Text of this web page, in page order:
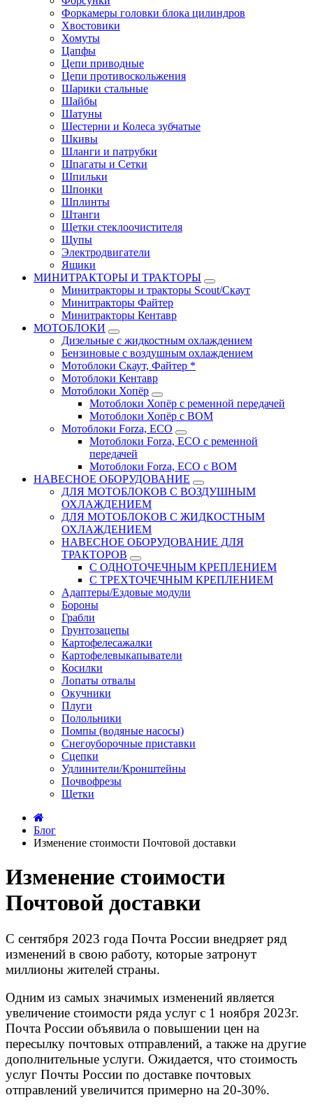
Форкамеры головки блока цилиндров
Хвостовики
Хомуты
Цапфы
Цепи приводные
Цепи противоскольжения
Шарики стальные
Шайбы
Шатуны
Шестерни и Колеса зубчатые
Шкивы
Шланги и патрубки
Шпагаты и Сетки
Шпильки
Шпонки
Шплинты
Штанги
Щетки стеклоочистителя
Щупы
Электродвигатели
Ящики
МИНИТРАКТОРЫ И ТРАКТОРЫ
Минитракторы и тракторы Scout/Скаут
Минитракторы Файтер
Минитракторы Кентавр
МОТОБЛОКИ
Дизельные с жидкостным охлаждением
Бензиновые с воздушным охлаждением
Мотоблоки Скаут, Файтер *
Мотоблоки Кентавр
Мотоблоки Хопёр
Мотоблоки Хопёр с ременной передачей
Мотоблоки Хопёр с ВОМ
Мотоблоки Forza, ECO
Мотоблоки Forza, ЕСО с ременной
передачей
Мотоблоки Forza, ЕСО с ВОМ
НАВЕСНОЕ ОБОРУДОВАНИЕ
ДЛЯ МОТОБЛОКОВ С ВОЗДУШНЫМ
ОХЛАЖДЕНИЕМ
ДЛЯ МОТОБЛОКОВ С ЖИДКОСТНЫМ
ОХЛАЖДЕНИЕМ
НАВЕСНОЕ ОБОРУДОВАНИЕ ДЛЯ
ТРАКТОРОВ
С ОДНОТОЧЕЧНЫМ КРЕПЛЕНИЕМ
С ТРЕХТОЧЕЧНЫМ КРЕПЛЕНИЕМ
Адаптеры/Ездовые модули
Бороны
Грабли
Грунтозацепы
Картофелесажалки
Картофелевыкапыватели
Косилки
Лопаты отвалы
Окучники
Плуги
Полольники
Помпы (водяные насосы)
Снегоуборочные приставки
Сцепки
Удлинители/Кронштейны
Почвофрезы
Щетки
Блог
Изменение стоимости Почтовой доставки
Изменение стоимости
Почтовой доставки
С сентября 2023 года Почта России внедряет ряд
изменений в свою работу, которые затронут
миллионы жителей страны.
Одним из самых значимых изменений является
увеличение стоимости ряда услуг с 1 ноября 2023г.
Почта России объявила о повышении цен на
пересылку почтовых отправлений, а также на другие
дополнительные услуги. Ожидается, что стоимость
услуг Почты России по доставке почтовых
отправлений увеличится примерно на 20-30%.